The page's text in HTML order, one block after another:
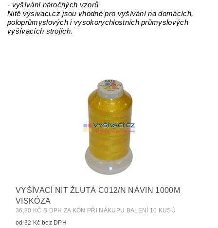
- vyšívání náročných vzorů
Nitě vysivaci.cz jsou vhodné pro vyšívání na domácích,
poloprůmyslových i vysokorychlostních průmyslových
vyšívacích strojích.
VYŠÍVACÍ NIT ŽLUTÁ C012/N NÁVIN 1000M
VISKÓZA
36,30 KČ S DPH ZA KÓN PŘI NÁKUPU BALENÍ 10 KUSŮ
od 32 Kč bez DPH